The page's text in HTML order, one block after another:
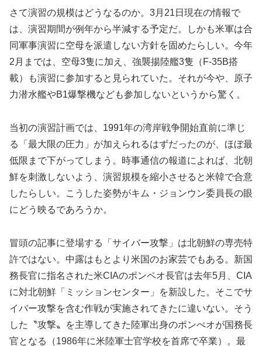
さて演習の規模はどうなるのか。3月21日現在の情報で
は、演習期間が例年から半減する予定だ。しかも米軍は合
同軍事演習に空母を派遣しない方針を固めたらしい。今年
2月までは、空母3隻に加え、強襲揚陸艦3隻（F-35B搭
載）も演習に参加すると見られていた。それが今や、原子
力潜水艦やB1爆撃機なども参加しないというから驚く。
当初の演習計画では、1991年の湾岸戦争開始直前に準じ
る「最大限の圧力」が加えられるはずだったのが、ほぼ最
低限まで下がってしまう。時事通信の報道によれば、北朝
鮮を刺激しないよう、演習規模を縮小させると米韓で合意
したらしい。こうした姿勢がキム・ジョンウン委員長の眼
にどう映るであろうか。
冒頭の記事に登場する「サイバー攻撃」は北朝鮮の専売特
許ではない。中露はもとより米国のお家芸でもある。新国
務長官に指名された米CIAのポンペオ長官は去年5月、CIA
に対北朝鮮「ミッションセンター」を新設した。そこでサ
イバー攻撃を含む作戦が実施されてきたに違いない。そう
した〝攻撃〟を主導してきた陸軍出身のポンぺオが国務長
官となる（1986年に米陸軍士官学校を首席で卒業）。最